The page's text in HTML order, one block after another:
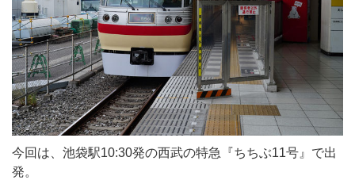
今回は、池袋駅10:30発の西武の特急『ちちぶ11号』で出
発。